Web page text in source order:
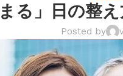
る」日の整
Posted by